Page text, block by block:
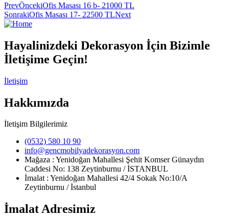
PrevÖncekiOfis Masası 16 b- 21000 TL
SonrakiOfis Masası 17- 22500 TLNext
Hayalinizdeki Dekorasyon İçin Bizimle
İletişime Geçin!
İletişim
Hakkımızda
İletişim Bilgilerimiz
(0532) 580 10 90
info@gencmobilyadekorasyon.com
Mağaza : Yenidoğan Mahallesi Şehit Komser Günaydın
Caddesi No: 138 Zeytinburnu / İSTANBUL
İmalat : Yenidoğan Mahallesi 42/4 Sokak No:10/A
Zeytinburnu / İstanbul
İmalat Adresimiz